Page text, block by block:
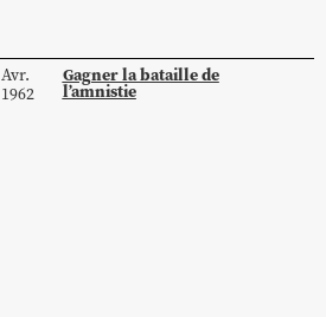
Avr.
1962
Gagner la bataille de
l’amnistie